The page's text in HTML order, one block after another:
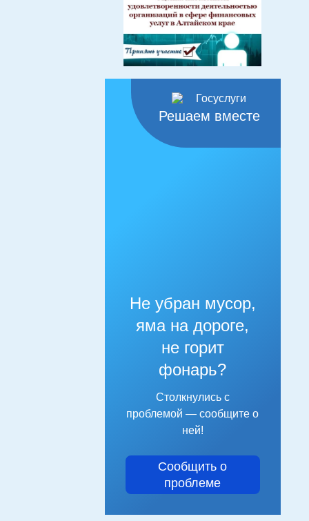
Решаем вместе
Не убран мусор,
яма на дороге,
не горит
фонарь?
Столкнулись с
проблемой — сообщите о
ней!
Сообщить о
проблеме